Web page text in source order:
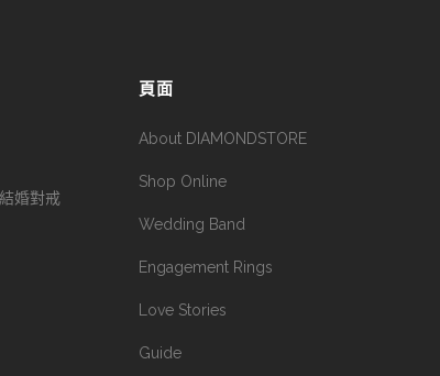
婚對戒
頁面
About DIAMONDSTORE
Shop Online
Wedding Band
Engagement Rings
Love Stories
Guide